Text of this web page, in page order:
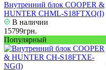
Внутренний блок COOPER &
HUNTER CHML-S18FTXQ(I)
В наличии
15799грн.
Популярный